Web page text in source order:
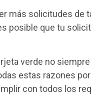
más solicitudes de
posible que tu
verde no
estas razones
con todos los